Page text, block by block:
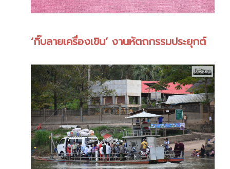
‘กิ๊บลายเครื่องเขิน’ งานหัตถกรรมประยุกต์